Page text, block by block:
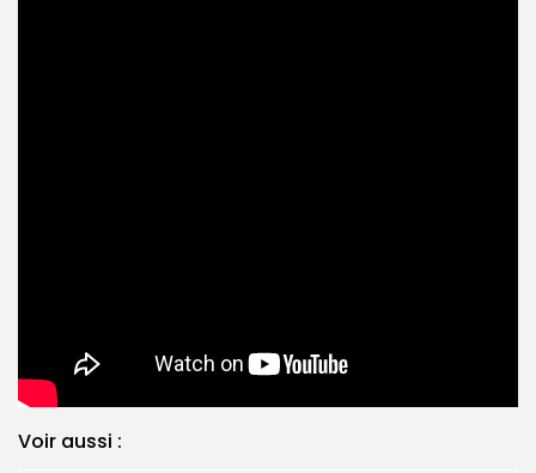
Voir aussi :